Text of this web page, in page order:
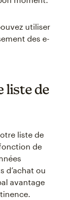
utiliser
des e-
liste de
liste de
de
d’achat ou
avantage